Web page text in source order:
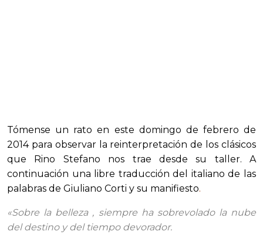
Tómense un rato en este domingo de febrero de
2014 para observar la reinterpretación de los clásicos
que Rino Stefano nos trae desde su taller. A
continuación una libre traducción del italiano de las
palabras de Giuliano Corti y su manifiesto.
«Sobre la belleza , siempre ha sobrevolado la nube
del destino y del tiempo devorador.